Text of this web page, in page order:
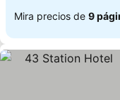
Mira precios de 9